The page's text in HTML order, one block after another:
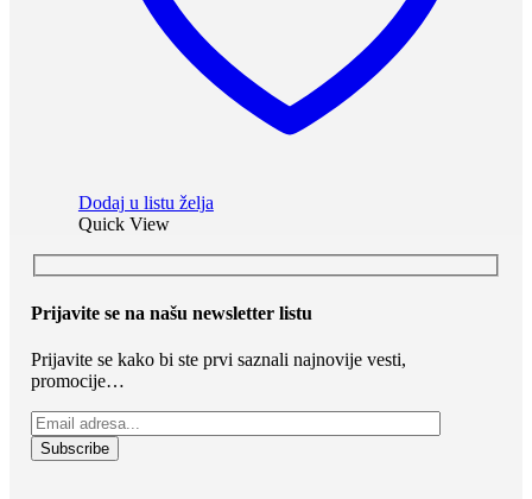
Dodaj u listu želja
Quick View
Prijavite se na našu newsletter listu
Prijavite se kako bi ste prvi saznali najnovije vesti,
promocije…